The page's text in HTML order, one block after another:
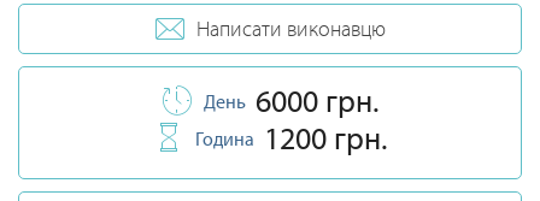
Написати виконавцю
День 6000 грн.
Година 1200 грн.